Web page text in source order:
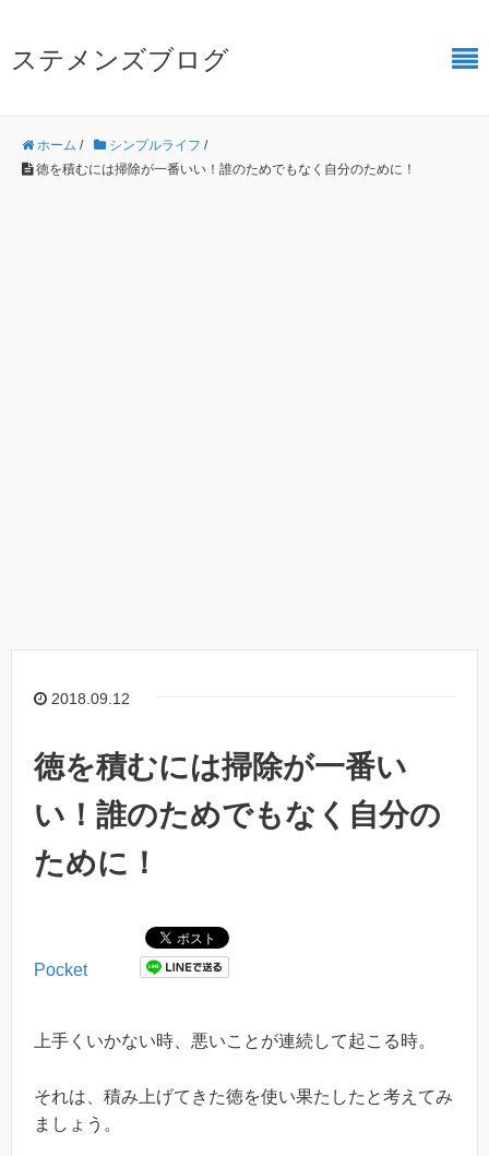
ステメンズブログ
ホーム / シンプルライフ /
徳を積むには掃除が一番いい！誰のためでもなく自分のために！
2018.09.12
徳を積むには掃除が一番い
い！誰のためでもなく自分の
ために！
Pocket
上手くいかない時、悪いことが連続して起こる時。
それは、積み上げてきた徳を使い果たしたと考えてみ
ましょう。